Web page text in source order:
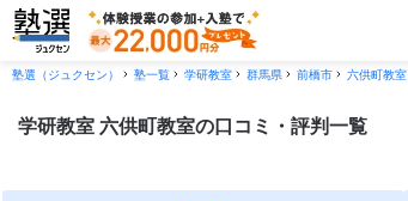
塾選（ジュクセン） 塾一覧 学研教室 群馬県 前橋市 六供町教室
学研教室 六供町教室の口コミ・評判一覧